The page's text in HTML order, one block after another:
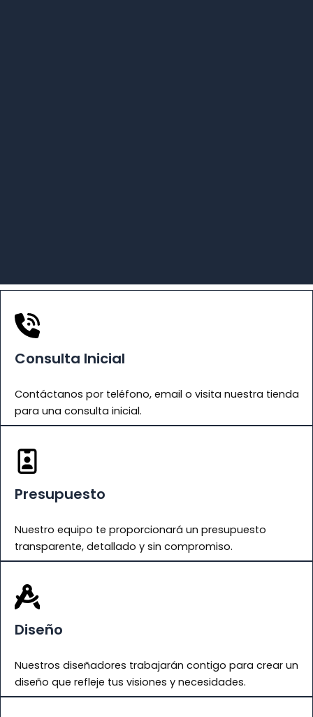
Consulta Inicial
Contáctanos por teléfono, email o visita nuestra tienda
para una consulta inicial.
Presupuesto
Nuestro equipo te proporcionará un presupuesto
transparente, detallado y sin compromiso.
Diseño
Nuestros diseñadores trabajarán contigo para crear un
diseño que refleje tus visiones y necesidades.